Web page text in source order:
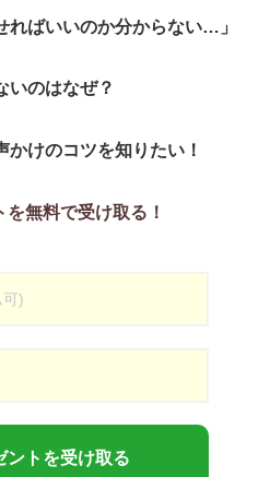
ればいいのか分からない…」
いのはなぜ？
かけのコツを知りたい！
を無料で受け取る！
ントを受け取る